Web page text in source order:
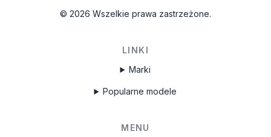
© 2026 Wszelkie prawa zastrzeżone.
LINKI
Marki
Popularne modele
MENU